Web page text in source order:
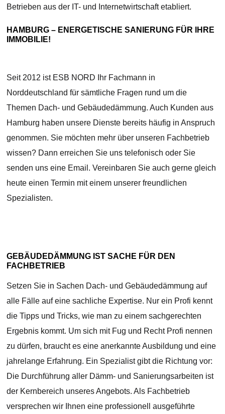
Betrieben aus der IT- und Internetwirtschaft etabliert.
HAMBURG – ENERGETISCHE SANIERUNG FÜR IHRE
IMMOBILIE!
Seit 2012 ist ESB NORD Ihr Fachmann in
Norddeutschland für sämtliche Fragen rund um die
Themen Dach- und Gebäudedämmung. Auch Kunden aus
Hamburg haben unsere Dienste bereits häufig in Anspruch
genommen. Sie möchten mehr über unseren Fachbetrieb
wissen? Dann erreichen Sie uns telefonisch oder Sie
senden uns eine Email. Vereinbaren Sie auch gerne gleich
heute einen Termin mit einem unserer freundlichen
Spezialisten.
GEBÄUDEDÄMMUNG IST SACHE FÜR DEN
FACHBETRIEB
Setzen Sie in Sachen Dach- und Gebäudedämmung auf
alle Fälle auf eine sachliche Expertise. Nur ein Profi kennt
die Tipps und Tricks, wie man zu einem sachgerechten
Ergebnis kommt. Um sich mit Fug und Recht Profi nennen
zu dürfen, braucht es eine anerkannte Ausbildung und eine
jahrelange Erfahrung. Ein Spezialist gibt die Richtung vor:
Die Durchführung aller Dämm- und Sanierungsarbeiten ist
der Kernbereich unseres Angebots. Als Fachbetrieb
versprechen wir Ihnen eine professionell ausgeführte